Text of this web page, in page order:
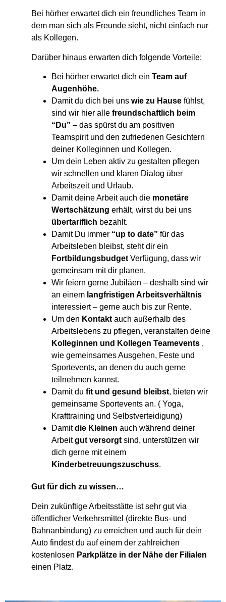
Bei hörher erwartet dich ein freundliches Team in
dem man sich als Freunde sieht, nicht einfach nur
als Kollegen.
Darüber hinaus erwarten dich folgende Vorteile:
Bei hörher erwartet dich ein Team auf
Augenhöhe.
Damit du dich bei uns wie zu Hause fühlst,
sind wir hier alle freundschaftlich beim
“Du” – das spürst du am positiven
Teamspirit und den zufriedenen Gesichtern
deiner Kolleginnen und Kollegen.
Um dein Leben aktiv zu gestalten pflegen
wir schnellen und klaren Dialog über
Arbeitszeit und Urlaub.
Damit deine Arbeit auch die monetäre
Wertschätzung erhält, wirst du bei uns
übertariflich bezahlt.
Damit Du immer “up to date” für das
Arbeitsleben bleibst, steht dir ein
Fortbildungsbudget Verfügung, dass wir
gemeinsam mit dir planen.
Wir feiern gerne Jubiläen – deshalb sind wir
an einem langfristigen Arbeitsverhältnis
interessiert – gerne auch bis zur Rente.
Um den Kontakt auch außerhalb des
Arbeitslebens zu pflegen, veranstalten deine
Kolleginnen und Kollegen Teamevents ,
wie gemeinsames Ausgehen, Feste und
Sportevents, an denen du auch gerne
teilnehmen kannst.
Damit du fit und gesund bleibst, bieten wir
gemeinsame Sportevents an. ( Yoga,
Krafttraining und Selbstverteidigung)
Damitdie Kleinen auch während deiner
Arbeitgut versorgt sind, unterstützen wir
dich gerne mit einem
Kinderbetreuungszuschuss.
Gut für dich zu wissen…
Dein zukünftige Arbeitsstätte ist sehr gut via
öffentlicher Verkehrsmittel (direkte Bus- und
Bahnanbindung) zu erreichen und auch für dein
Auto findest du auf einem der zahlreichen
kostenlosen Parkplätze in der Nähe der Filialen
einen Platz.